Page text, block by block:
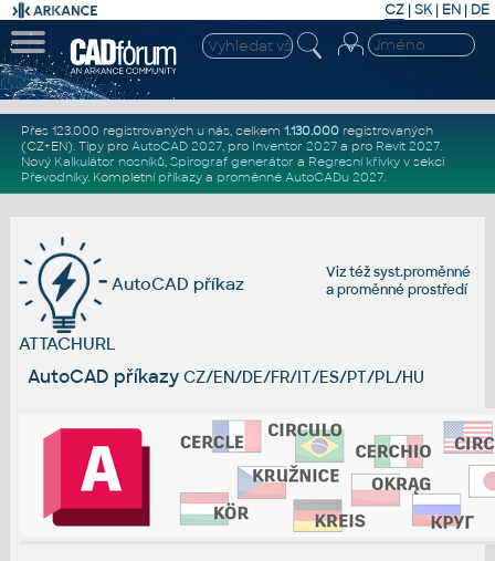
CZ | SK| EN | DE
Přes 123.000 registrovaných u nás, celkem 1.130.000registrovaných
(CZ+EN). Tipy pro AutoCAD 2027, pro Inventor 2027a pro Revit 2027.
Nový Kalkulátor nosníků, Spirograf generátor a Regresní křivkyv sekci
Převodníky. Kompletní příkazya proměnné AutoCADu 2027.
Viz téžsyst.proměnné
aproměnné prostředí
AutoCAD příkaz
ATTACHURL
AutoCAD příkazy CZ/EN/DE/FR/IT/ES/PT/PL/HU